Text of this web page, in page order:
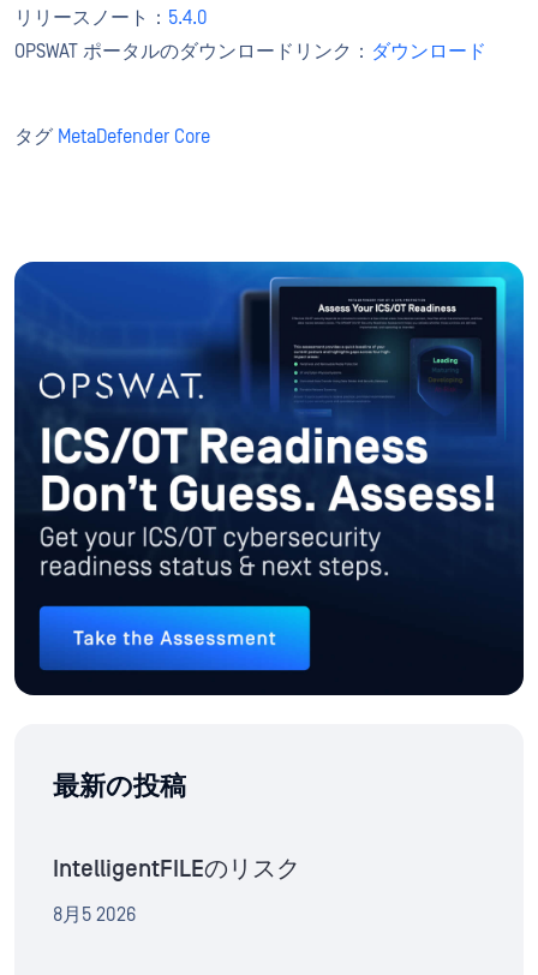
リリースノート： 5.4.0
OPSWAT ポータルのダウンロードリンク： ダウンロード
タグ MetaDefender Core
最新の投稿
IntelligentFILEのリスク
8月5 2026